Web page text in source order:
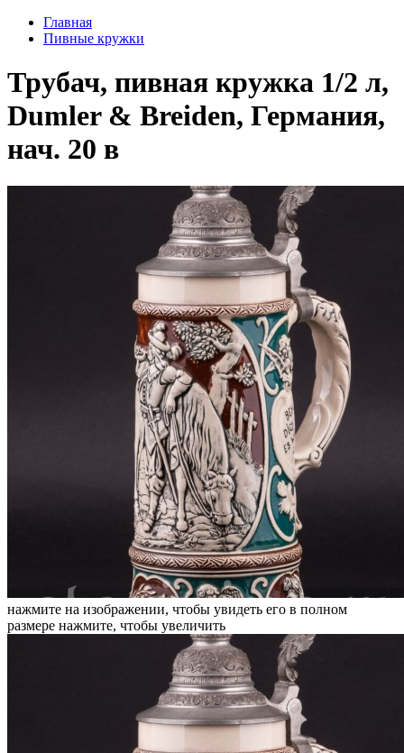
Главная
Пивные кружки
Трубач, пивная кружка 1/2 л,
Dumler & Breiden, Германия,
нач. 20 в
нажмите на изображении, чтобы увидеть его в полном
размере нажмите, чтобы увеличить